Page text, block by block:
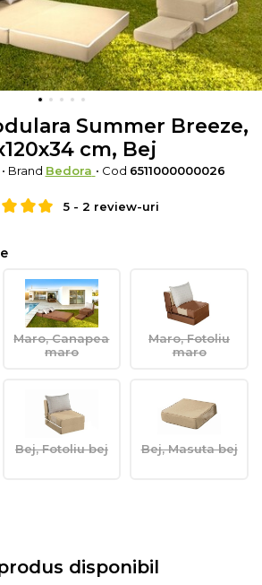
Summer Breeze,
cm, Bej
Brand Bedora • Cod 6511000000026
5- 2 review-uri
Maro, Canapea
maro
Maro, Fotoliu
maro
Bej, Fotoliu bej Bej, Masuta bej
disponibil